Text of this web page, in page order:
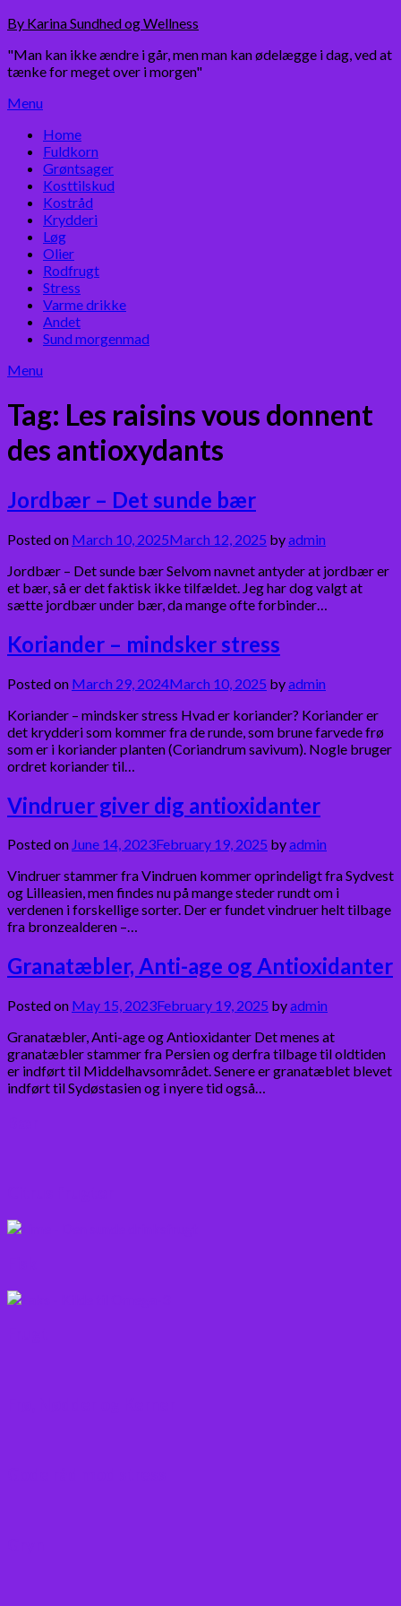
Skip
content
By Karina Sundhed og Wellness
"Man kan ikke ændre i går, men man kan ødelægge i dag, ved at
tænke for meget over i morgen"
Menu
Home
Fuldkorn
Grøntsager
Kosttilskud
Kostråd
Krydderi
Løg
Olier
Rodfrugt
Stress
Varme drikke
Andet
Sund morgenmad
Menu
Tag: Les raisins vous donnent
des antioxydants
Jordbær – Det sunde bær
Posted on March 10, 2025March 12, 2025 byadmin
Jordbær – Det sunde bær Selvom navnet antyder at jordbær er
et bær, så er det faktisk ikke tilfældet. Jeg har dog valgt at
sætte jordbær under bær, da mange ofte forbinder…
Koriander – mindsker stress
Posted on March 29, 2024March 10, 2025 byadmin
Koriander – mindsker stress Hvad er koriander? Koriander er
det krydderi som kommer fra de runde, som brune farvede frø
som er i koriander planten (Coriandrum savivum). Nogle bruger
ordret koriander til…
Vindruer giver dig antioxidanter
Posted on June 14, 2023February 19, 2025 byadmin
Vindruer stammer fra Vindruen kommer oprindeligt fra Sydvest
og Lilleasien, men findes nu på mange steder rundt om i
verdenen i forskellige sorter. Der er fundet vindruer helt tilbage
fra bronzealderen –…
Granatæbler, Anti-age og Antioxidanter
Posted on May 15, 2023February 19, 2025 byadmin
Granatæbler, Anti-age og Antioxidanter Det menes at
granatæbler stammer fra Persien og derfra tilbage til oldtiden
er indført til Middelhavsområdet. Senere er granatæblet blevet
indført til Sydøstasien og i nyere tid også…